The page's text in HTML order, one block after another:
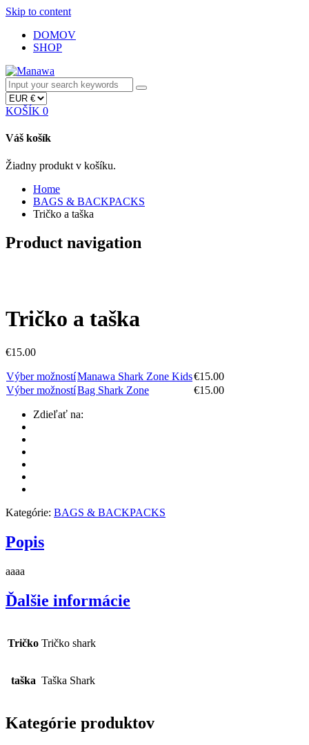
Skip to content
DOMOV
SHOP
KOŠÍK 0
Váš košík
Žiadny produkt v košíku.
Home
BAGS & BACKPACKS
Tričko a taška
Product navigation
Tričko a taška
€15.00
Výber možnostíManawa Shark Zone Kids€15.00
Výber možnostíBag Shark Zone €15.00
Zdieľať na:
Kategórie: BAGS & BACKPACKS
Popis
aaaa
Ďalšie informácie
Tričko Tričko shark
taška Taška Shark
Kategórie produktov